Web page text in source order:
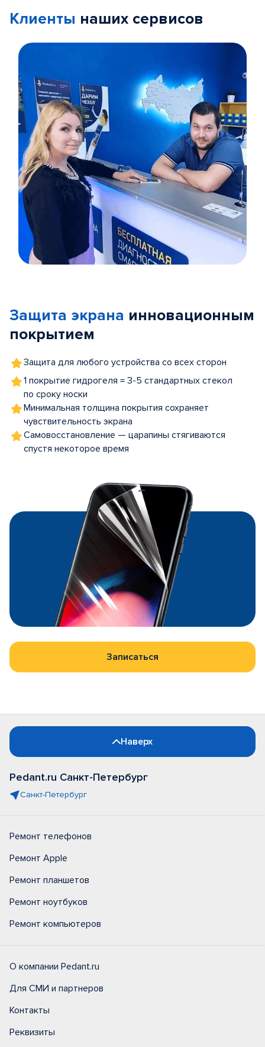
Клиенты наших сервисов
5
Защита экрана инновационным
покрытием
Защита для любого устройства со всех сторон
1 покрытие гидрогеля = 3-5 стандартных стекол
по сроку носки
Минимальная толщина покрытия сохраняет
чувствительность экрана
Самовосстановление — царапины стягиваются
спустя некоторое время
Записаться
Наверх
Pedant.ru Санкт-Петербург
Санкт-Петербург
Ремонт телефонов
Ремонт Apple
Ремонт планшетов
Ремонт ноутбуков
Ремонт компьютеров
О компании Pedant.ru
Для СМИ и партнеров
Контакты
Реквизиты